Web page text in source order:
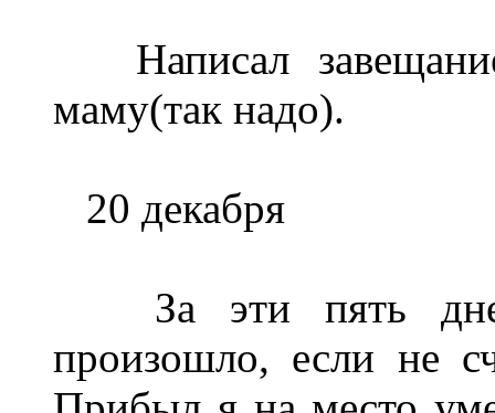
Написал
маму(так надо).
20 декабря
За эти пять дней
произошло, если не